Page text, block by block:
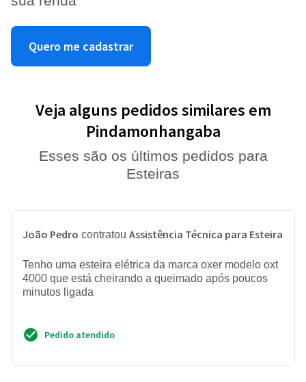
Quero me cadastrar
Veja alguns pedidos similares em
Pindamonhangaba
Esses são os últimos pedidos para
Esteiras
João Pedro contratou Assistência Técnica para Esteira
Tenho uma esteira elétrica da marca oxer modelo oxt
4000 que está cheirando a queimado após poucos
minutos ligada
Pedido atendido